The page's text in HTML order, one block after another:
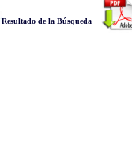
Resultado de la Búsqueda